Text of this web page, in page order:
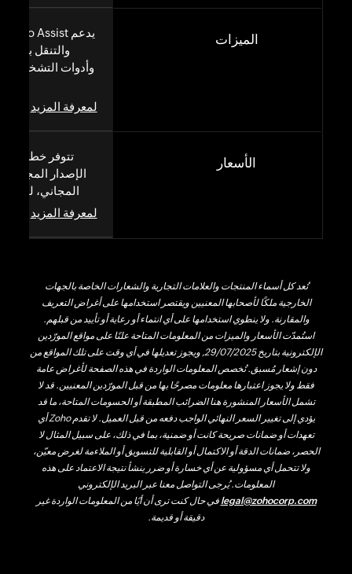
الميزات
والتنقل بين
وأدوات التشخيص،
لمعرفة المزيد
الأسعار
تتوفر خطط
الإصدار المجاني
المجاني،
لمعرفة المزيد
تُعد كل أسماء المنتجات والعلامات التجارية والشعارات الخاصة بالجهات
الخارجية ملكًا لأصحابها المعنيين ويقتصر استخدامها على أغراض التعريف
والمقارنة. ولا ينطوي استخدامها على أي انتماء أو رعاية أو تأييد من قبلهم.
استُمدّت الأسعار والميزات من المعلومات المتاحة علنًا على مواقع المورّدين
الإلكترونية بتاريخ 29/07/2025, ويجوز تعديلها في أي وقت على تلك المواقع من
دون إشعار مُسبق. تُخصص المعلومات الواردة في هذه الصفحة لأغراض عامة
فقط ولا يجوز اعتبارها معلومات مصرحًا بها من قبل المورّدين المعنيين. قد لا
تشمل الأسعار المنشورة هنا الضرائب المطبقة أو الحسومات المتاحة، ما قد
يؤدي إلى تغيير السعر النهائي الواجب دفعه من قبل العميل. لا تقدم Zoho أي
تعهدات أو ضمانات صريحة كانت أو ضمنية، بما في ذلك، على سبيل المثال لا
الحصر، ضمانات الدقة أو الاكتمال أو القابلية للتسويق أو الملاءمة لغرض معيّن،
ولا تتحمل أي مسؤولية عن أي خسارة أو ضرر ينشأ نتيجة الاعتماد على هذه
المعلومات. يُرجى التواصل معنا عبر البريد الإلكتروني
legal@zohocorp.com في حال كنت ترى أن أيًا من المعلومات الواردة غير
دقيقة أو قديمة.